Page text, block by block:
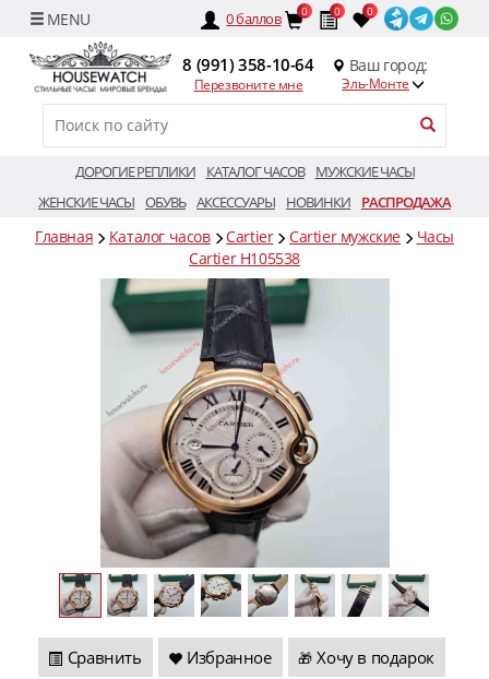
0баллов 0 0 0
8 (991) 358-10-64
Перезвоните мне
Ваш город:
Эль-Монте
ДОРОГИЕ РЕПЛИКИ КАТАЛОГ ЧАСОВ
МУЖСКИЕ ЧАСЫ
ЖЕНСКИЕ ЧАСЫ ОБУВЬ АКСЕССУАРЫ НОВИНКИ РАСПРОДАЖА
Главная Каталог часов Cartier Cartier мужские
Часы
Cartier H105538
Сравнить Избранное 🎁 Хочу в подарок